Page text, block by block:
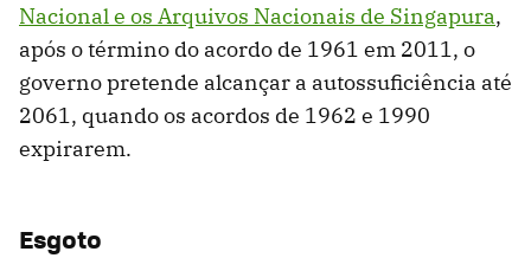
Nacional e os Arquivos Nacionais de Singapura,
após o término do acordo de 1961 em 2011, o
governo pretende alcançar a autossuficiência até
2061, quando os acordos de 1962 e 1990
expirarem.
Esgoto